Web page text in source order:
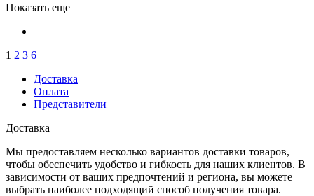
Показать еще
1 2 3 6
Доставка
Оплата
Представители
Доставка
Мы предоставляем несколько вариантов доставки товаров,
чтобы обеспечить удобство и гибкость для наших клиентов. В
зависимости от ваших предпочтений и региона, вы можете
выбрать наиболее подходящий способ получения товара.